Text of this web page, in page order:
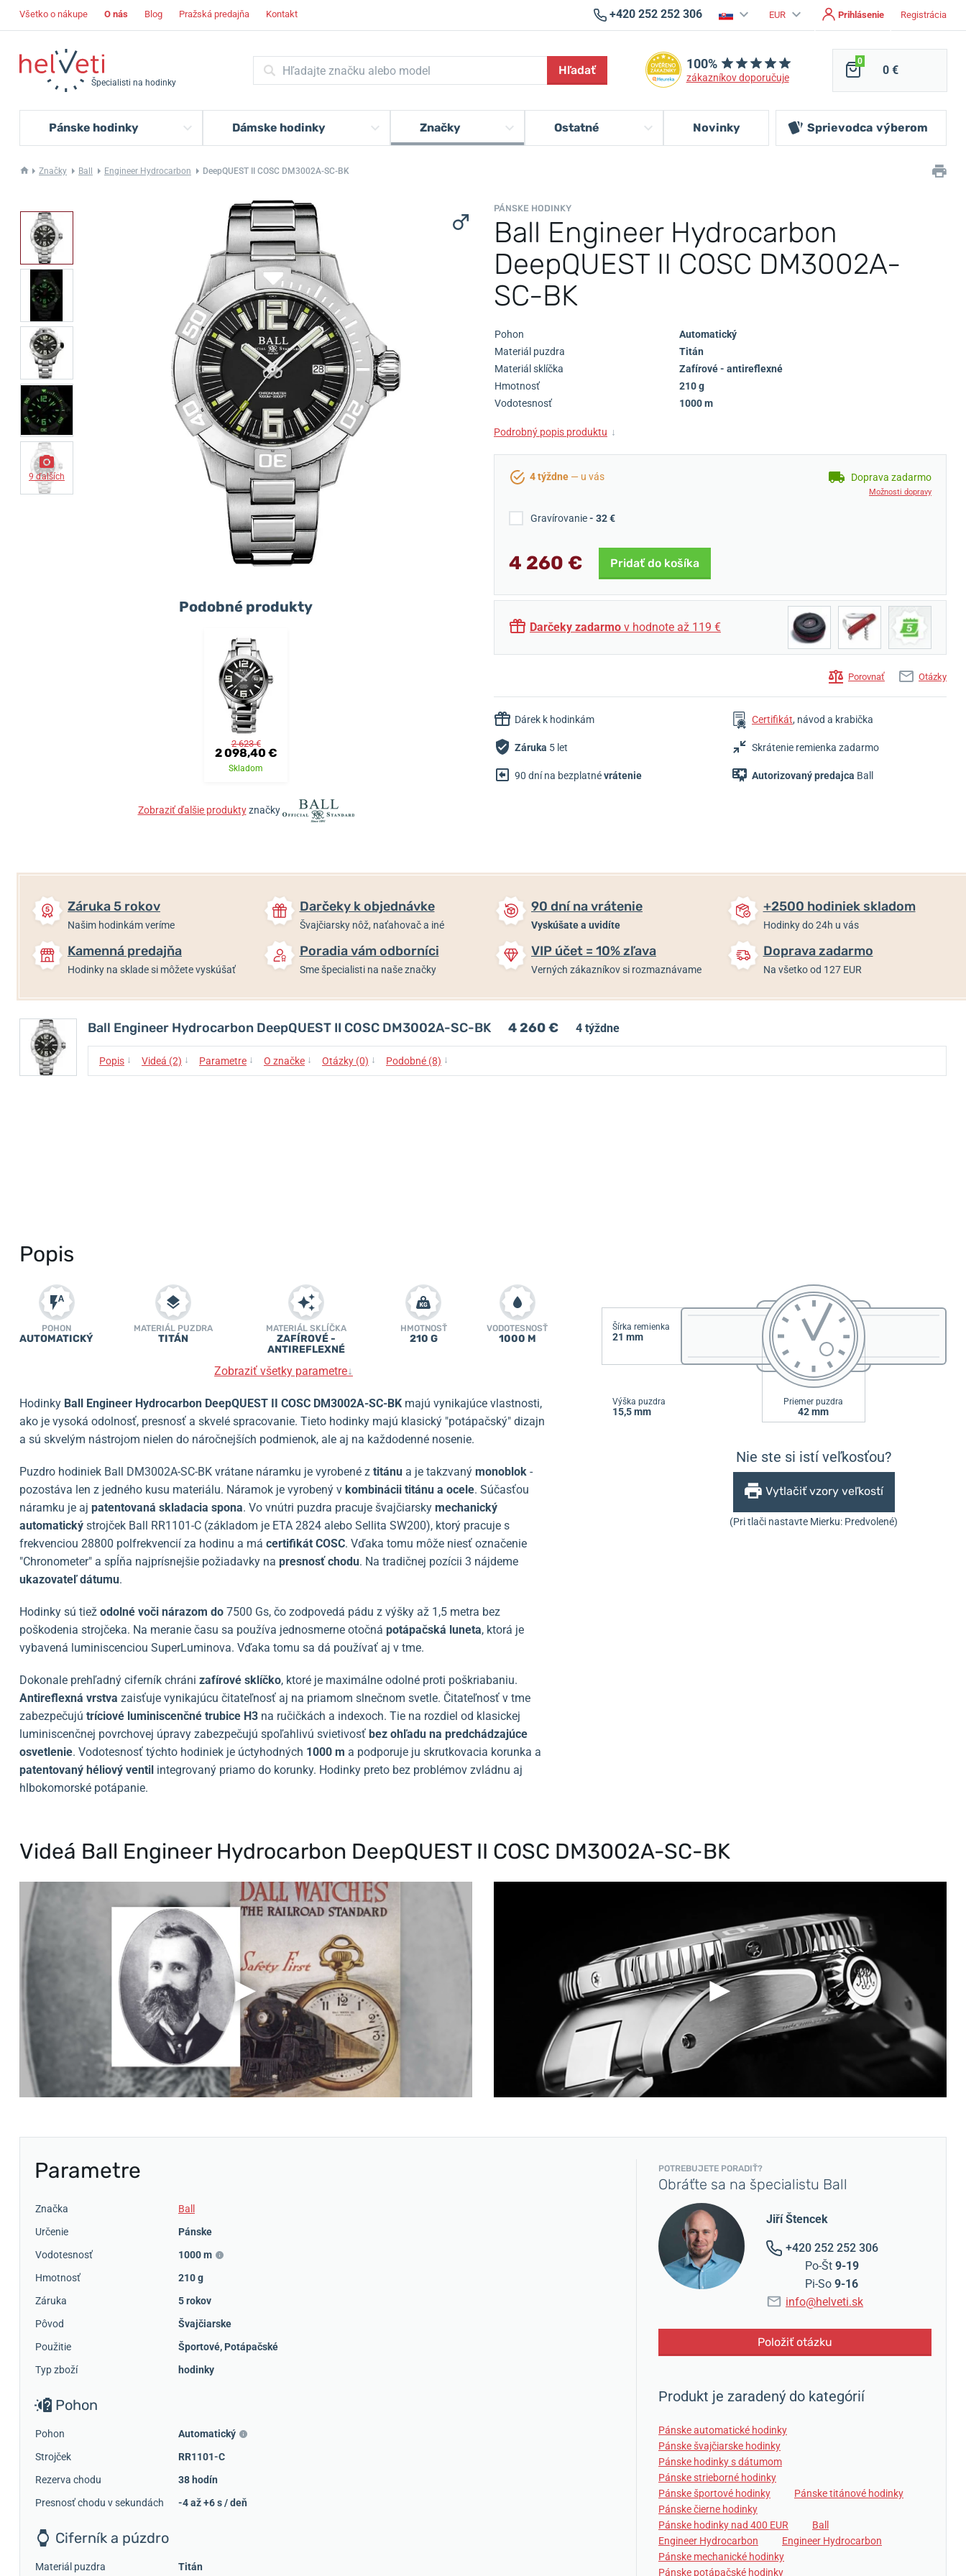
Všetko o nákupe O nás Blog Pražská predajňa Kontakt +420 252 252 306 EUR Prihlásenie Registrácia
Špecialisti na hodinky
Hľadať 100%
zákazníkov doporučuje
0
0 €
Pánske hodinky Dámske hodinky Značky Ostatné Novinky Sprievodca výberom
Značky Ball Engineer Hydrocarbon DeepQUEST II COSC DM3002A-SC-BK
PÁNSKE HODINKY
Ball Engineer Hydrocarbon
DeepQUEST II COSC DM3002A-
SC-BK
9 ďalších
Pohon
Automatický
Materiál puzdra
Titán
Materiál sklíčka
Zafírové - antireflexné
Hmotnosť
210 g
Vodotesnosť
1000 m
Podrobný popis produktu ↓
4 týždne — u vás Doprava zadarmo
Možnosti dopravy
Gravírovanie- 32 €
4 260 € Pridať do košíka
Darčeky zadarmo v hodnote až 119 €
Porovnať Otázky
Dárek k hodinkám Certifikát, návod a krabička
Záruka 5 let Skrátenie remienka zadarmo
90 dní na bezplatnévrátenie Autorizovaný predajca Ball
Podobné produkty
2 623 €
2 098,40 €
Skladom
Zobraziť ďalšie produktyznačky
Záruka 5 rokov
Našim hodinkám veríme
Darčeky k objednávke
Švajčiarsky nôž, naťahovač a iné
90 dní na vrátenie
Vyskúšate a uvidíte
+2500 hodiniek skladom
Hodinky do 24h u vás
Kamenná predajňa
Hodinky na sklade si môžete vyskúšať
Poradia vám odborníci
Sme špecialisti na naše značky
VIP účet = 10% zľava
Verných zákazníkov si rozmaznávame
Doprava zadarmo
Na všetko od 127 EUR
Ball Engineer Hydrocarbon DeepQUEST II COSC DM3002A-SC-BK 4 260 € 4 týždne
Popis ↓ Videá (2) ↓ Parametre ↓ O značke ↓ Otázky (0) ↓ Podobné (8) ↓
Popis
POHON
AUTOMATICKÝ
MATERIÁL PUZDRA
TITÁN
MATERIÁL SKLÍČKA
ZAFÍROVÉ -
ANTIREFLEXNÉ
HMOTNOSŤ
210 G
VODOTESNOSŤ
1000 M
Zobraziť všetky parametre↓
Hodinky Ball Engineer Hydrocarbon DeepQUEST II COSC DM3002A-SC-BK majú vynikajúce vlastnosti,
ako je vysoká odolnosť, presnosť a skvelé spracovanie. Tieto hodinky majú klasický "potápačský" dizajn
a sú skvelým nástrojom nielen do náročnejších podmienok, ale aj na každodenné nosenie.
Puzdro hodiniek Ball DM3002A-SC-BK vrátane náramku je vyrobené z titánu a je takzvaný monoblok -
pozostáva len z jedného kusu materiálu. Náramok je vyrobený v kombinácii titánu a ocele. Súčasťou
náramku je aj patentovaná skladacia spona. Vo vnútri puzdra pracuje švajčiarsky mechanický
automatický strojček Ball RR1101-C (základom je ETA 2824 alebo Sellita SW200), ktorý pracuje s
frekvenciou 28800 polfrekvencií za hodinu a má certifikát COSC. Vďaka tomu môže niesť označenie
"Chronometer" a spĺňa najprísnejšie požiadavky na presnosť chodu. Na tradičnej pozícii 3 nájdeme
ukazovateľ dátumu.
Hodinky sú tiež odolné voči nárazom do 7500 Gs, čo zodpovedá pádu z výšky až 1,5 metra bez
poškodenia strojčeka. Na meranie času sa používa jednosmerne otočná potápačská luneta, ktorá je
vybavená luminiscenciou SuperLuminova. Vďaka tomu sa dá používať aj v tme.
Dokonale prehľadný ciferník chráni zafírové sklíčko, ktoré je maximálne odolné proti poškriabaniu.
Antireflexná vrstva zaisťuje vynikajúcu čitateľnosť aj na priamom slnečnom svetle. Čitateľnosť v tme
zabezpečujú tríciové luminiscenčné trubice H3 na ručičkách a indexoch. Tie na rozdiel od klasickej
luminiscenčnej povrchovej úpravy zabezpečujú spoľahlivú svietivosť bez ohľadu na predchádzajúce
osvetlenie. Vodotesnosť týchto hodiniek je úctyhodných 1000 m a podporuje ju skrutkovacia korunka a
patentovaný héliový ventil integrovaný priamo do korunky. Hodinky preto bez problémov zvládnu aj
hlbokomorské potápanie.
Šírka remienka
21 mm
Výška puzdra
15,5 mm
Priemer puzdra
42 mm
Nie ste si istí veľkosťou?
Vytlačiť vzory veľkostí
(Pri tlači nastavte Mierku: Predvolené)
Videá Ball Engineer Hydrocarbon DeepQUEST II COSC DM3002A-SC-BK
Parametre
Značka
Ball
Určenie
Pánske
Vodotesnosť
1000 m
Hmotnosť
210 g
Záruka
5 rokov
Pôvod
Švajčiarske
Použitie
Športové, Potápačské
Typ zboží
hodinky
Pohon
Pohon
Automatický
Strojček
RR1101-C
Rezerva chodu
38 hodín
Presnosť chodu v sekundách
-4 až +6 s / deň
Ciferník a púzdro
Materiál puzdra Titán
POTREBUJETE PORADIŤ?
Obráťte sa na špecialistu Ball
Jiří Štencek
+420 252 252 306
Po-Št 9-19
Pi-So 9-16
info@helveti.sk
Položiť otázku
Produkt je zaradený do kategórií
Pánske automatické hodinky
Pánske švajčiarske hodinky
Pánske hodinky s dátumom
Pánske strieborné hodinky
Pánske športové hodinky
Pánske titánové hodinky
Pánske čierne hodinky
Pánske hodinky nad 400 EUR
Ball
Engineer Hydrocarbon
Engineer Hydrocarbon
Pánske mechanické hodinky
Pánske potápačské hodinky